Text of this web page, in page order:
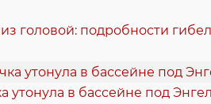
головой: подробности
утонула в бассейне под